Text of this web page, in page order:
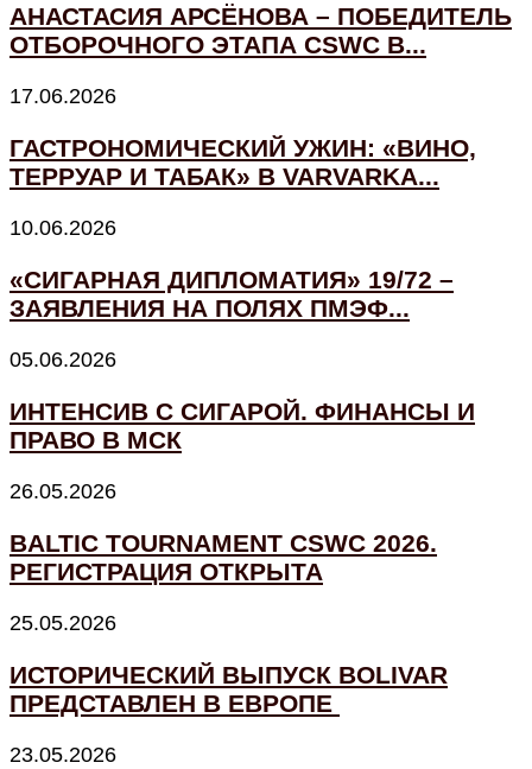
АНАСТАСИЯ АРСЁНОВА – ПОБЕДИТЕЛЬ
ОТБОРОЧНОГО ЭТАПА CSWC В...
17.06.2026
ГАСТРОНОМИЧЕСКИЙ УЖИН: «ВИНО,
ТЕРРУАР И ТАБАК» В VARVARKA...
10.06.2026
«СИГАРНАЯ ДИПЛОМАТИЯ» 19/72 –
ЗАЯВЛЕНИЯ НА ПОЛЯХ ПМЭФ...
05.06.2026
ИНТЕНСИВ С СИГАРОЙ. ФИНАНСЫ И
ПРАВО В МСК
26.05.2026
BALTIC TOURNAMENT CSWC 2026.
РЕГИСТРАЦИЯ ОТКРЫТА
25.05.2026
ИСТОРИЧЕСКИЙ ВЫПУСК BOLIVAR
ПРЕДСТАВЛЕН В ЕВРОПЕ
23.05.2026